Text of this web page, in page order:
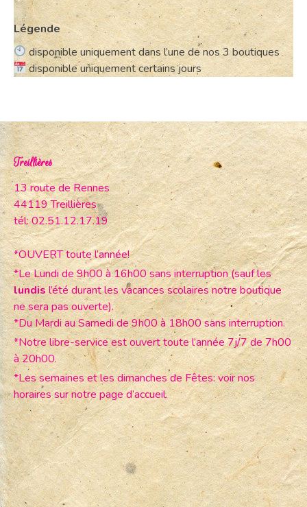
Légende
disponible uniquement dans l’une de nos 3 boutiques
disponible uniquement certains jours
Treillières
13 route de Rennes
44119 Treillières
tél: 02.51.12.17.19
*OUVERT toute l’année!
*Le Lundi de 9h00 à 16h00 sans interruption (sauf les
lundisl’été durant les vacances scolaires notre boutique
ne sera pas ouverte).
*Du Mardi au Samedi de 9h00 à 18h00 sans interruption.
*Notre libre-service est ouvert toute l’année 7j/7 de 7h00
à 20h00.
*Les semaines et les dimanches de Fêtes: voir nos
horaires sur notre page d’accueil.